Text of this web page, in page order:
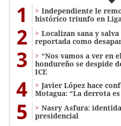
1
Independiente le
histórico triunfo en
2
Localizan sana y
reportada como
3
“Nos vamos a ver en
hondureño se despide
ICE
4
Javier López hace
Motagua: “La derrota
5
Nasry Asfura:
presidencial